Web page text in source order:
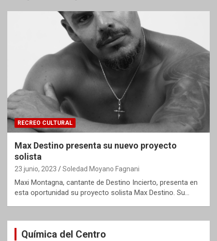
RECREO CULTURAL
Max Destino presenta su nuevo proyecto
solista
23 junio, 2023 Soledad Moyano Fagnani
Maxi Montagna, cantante de Destino Incierto, presenta en
esta oportunidad su proyecto solista Max Destino. Su…
Química del Centro